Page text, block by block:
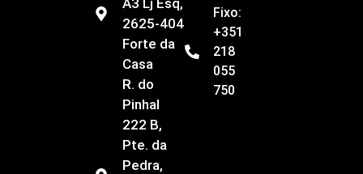
2625-404
Forte da
Casa
R. do
Pinhal
222 B,
Pte. da
Pedra,
Fixo:
+351
218
055
750